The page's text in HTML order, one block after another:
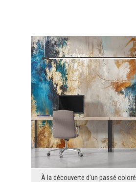
À la découverte d'un passé coloré